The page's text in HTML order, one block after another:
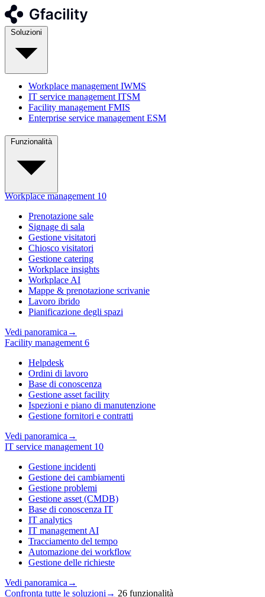
Workplace management IWMS
IT service management ITSM
Facility management FMIS
Enterprise service management ESM
Funzionalità
Workplace management 10
Prenotazione sale
Signage di sala
Gestione visitatori
Chiosco visitatori
Gestione catering
Workplace insights
Workplace AI
Mappe & prenotazione scrivanie
Lavoro ibrido
Pianificazione degli spazi
Vedi panoramica →
Facility management 6
Helpdesk
Ordini di lavoro
Base di conoscenza
Gestione asset facility
Ispezioni e piano di manutenzione
Gestione fornitori e contratti
Vedi panoramica →
IT service management 10
Gestione incidenti
Gestione dei cambiamenti
Gestione problemi
Gestione asset (CMDB)
Base di conoscenza IT
IT analytics
IT management AI
Tracciamento del tempo
Automazione dei workflow
Gestione delle richieste
Vedi panoramica →
Confronta tutte le soluzioni → 26 funzionalità